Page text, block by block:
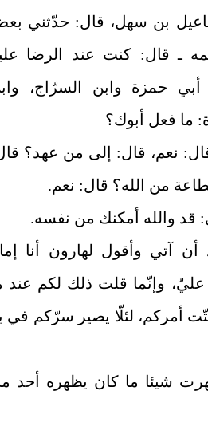
بن سهل، قال: حدّثني
ـ قال: كنت عند الرضا
حمزة وابن السرّاج،
ما فعل أبوك؟
نعم، قال: إلى من عهد؟
من الله؟ قال: نعم.
قد والله أمكنك من نفسه.
أن آتي وأقول لهارون أنا
وإنّما قلت ذلك لكم عند
أمركم، لئلّا يصير سرّكم في
شيئا ما كان يظهره أحد